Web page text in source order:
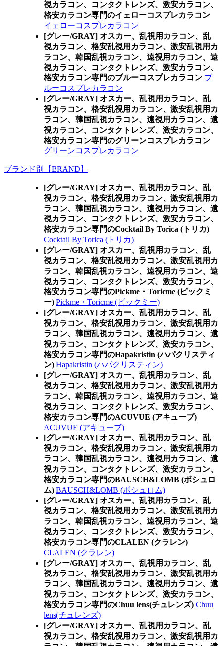
視カラコン、コンタクトレンズ、激安カラコン、
格安カラコン専門のイェローコスプレカラコン
イェローコスプレカラコン
[グレー/GRAY] オスカー、乱視用カラコン、乱
視カラコン、格安乱視用カラコン、激安乱視用カ
ラコン、韓国乱視カラコン、遠視用カラコン、遠
視カラコン、コンタクトレンズ、激安カラコン、
格安カラコン専門のブルーコスプレカラコン ブ
ルーコスプレカラコン
[グレー/GRAY] オスカー、乱視用カラコン、乱
視カラコン、格安乱視用カラコン、激安乱視用カ
ラコン、韓国乱視カラコン、遠視用カラコン、遠
視カラコン、コンタクトレンズ、激安カラコン、
格安カラコン専門のグリーンコスプレカラコン
グリーンコスプレカラコン
ブランド別【BRAND】
[グレー/GRAY] オスカー、乱視用カラコン、乱
視カラコン、格安乱視用カラコン、激安乱視用カ
ラコン、韓国乱視カラコン、遠視用カラコン、遠
視カラコン、コンタクトレンズ、激安カラコン、
格安カラコン専門のCocktail By Torica (トリカ)
Cocktail By Torica (トリカ)
[グレー/GRAY] オスカー、乱視用カラコン、乱
視カラコン、格安乱視用カラコン、激安乱視用カ
ラコン、韓国乱視カラコン、遠視用カラコン、遠
視カラコン、コンタクトレンズ、激安カラコン、
格安カラコン専門のPickme・Toricme (ピックミ
ー) Pickme・Toricme (ピックミー)
[グレー/GRAY] オスカー、乱視用カラコン、乱
視カラコン、格安乱視用カラコン、激安乱視用カ
ラコン、韓国乱視カラコン、遠視用カラコン、遠
視カラコン、コンタクトレンズ、激安カラコン、
格安カラコン専門のHapakristin (ハパクリスティ
ン) Hapakristin (ハパクリスティン)
[グレー/GRAY] オスカー、乱視用カラコン、乱
視カラコン、格安乱視用カラコン、激安乱視用カ
ラコン、韓国乱視カラコン、遠視用カラコン、遠
視カラコン、コンタクトレンズ、激安カラコン、
格安カラコン専門のACUVUE (アキューブ)
ACUVUE (アキューブ)
[グレー/GRAY] オスカー、乱視用カラコン、乱
視カラコン、格安乱視用カラコン、激安乱視用カ
ラコン、韓国乱視カラコン、遠視用カラコン、遠
視カラコン、コンタクトレンズ、激安カラコン、
格安カラコン専門のBAUSCH&LOMB (ボシュロ
ム) BAUSCH&LOMB (ボシュロム)
[グレー/GRAY] オスカー、乱視用カラコン、乱
視カラコン、格安乱視用カラコン、激安乱視用カ
ラコン、韓国乱視カラコン、遠視用カラコン、遠
視カラコン、コンタクトレンズ、激安カラコン、
格安カラコン専門のCLALEN (クラレン)
CLALEN (クラレン)
[グレー/GRAY] オスカー、乱視用カラコン、乱
視カラコン、格安乱視用カラコン、激安乱視用カ
ラコン、韓国乱視カラコン、遠視用カラコン、遠
視カラコン、コンタクトレンズ、激安カラコン、
格安カラコン専門のChuu lens(チュレンズ) Chuu
lens(チュレンズ)
[グレー/GRAY] オスカー、乱視用カラコン、乱
視カラコン、格安乱視用カラコン、激安乱視用カ